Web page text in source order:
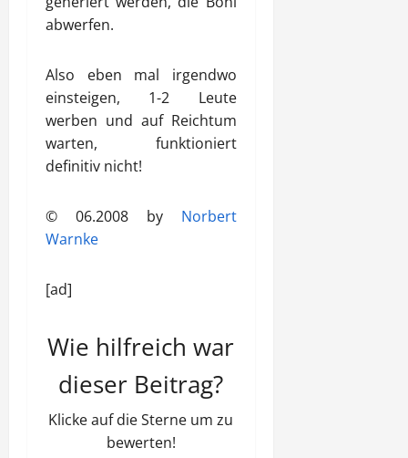
abwerfen.
Also eben mal irgendwo
einsteigen, 1-2 Leute
werben und auf Reichtum
warten, funktioniert
definitiv nicht!
© 06.2008 by Norbert
Warnke
[ad]
Wie hilfreich war
dieser Beitrag?
Klicke auf die Sterne um zu
bewerten!